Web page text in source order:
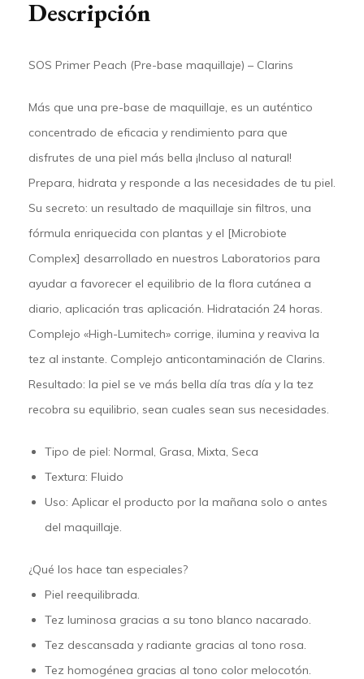
Descripción
SOS Primer Peach (Pre-base maquillaje) – Clarins
Más que una pre-base de maquillaje, es un auténtico
concentrado de eficacia y rendimiento para que
disfrutes de una piel más bella ¡Incluso al natural!
Prepara, hidrata y responde a las necesidades de tu piel.
Su secreto: un resultado de maquillaje sin filtros, una
fórmula enriquecida con plantas y el [Microbiote
Complex] desarrollado en nuestros Laboratorios para
ayudar a favorecer el equilibrio de la flora cutánea a
diario, aplicación tras aplicación. Hidratación 24 horas.
Complejo «High-Lumitech» corrige, ilumina y reaviva la
tez al instante. Complejo anticontaminación de Clarins.
Resultado: la piel se ve más bella día tras día y la tez
recobra su equilibrio, sean cuales sean sus necesidades.
Tipo de piel: Normal, Grasa, Mixta, Seca
Textura: Fluido
Uso: Aplicar el producto por la mañana solo o antes
del maquillaje.
¿Qué los hace tan especiales?
Piel reequilibrada.
Tez luminosa gracias a su tono blanco nacarado.
Tez descansada y radiante gracias al tono rosa.
Tez homogénea gracias al tono color melocotón.